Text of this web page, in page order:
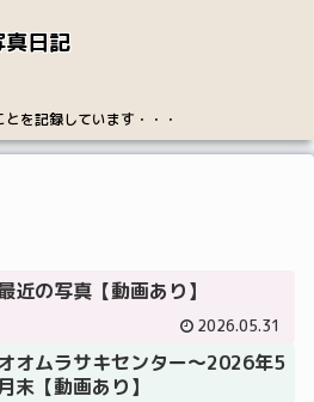
日記
を記録しています・・・
近の写真【動画あり】
2026.05.31
オオムラサキセンター～2026年5
末【動画あり】